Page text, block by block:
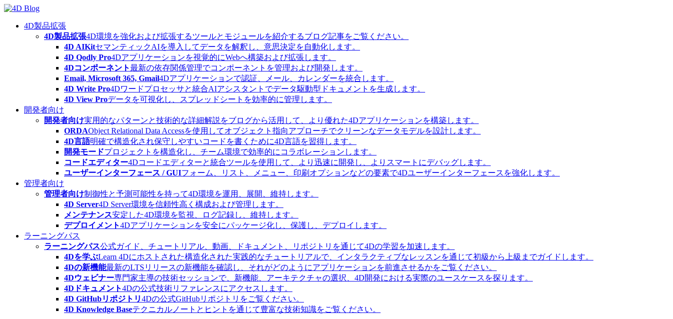
Skip
content4D製品拡張
4D製品拡張4D環境を強化および拡張するツールとモジュールを紹介するブログ記事をご覧ください。
4D AIKitセマンティックAIを導入してデータを解釈し、意思決定を自動化します。
4D Qodly Pro4Dアプリケーションを視覚的にWebへ構築および拡張します。
4Dコンポーネント最新の依存関係管理でコンポーネントを管理および開発します。
Email, Microsoft 365, Gmail4Dアプリケーションで認証、メール、カレンダーを統合します。
4D Write Pro4Dワードプロセッサと統合AIアシスタントでデータ駆動型ドキュメントを生成します。
4D View Proデータを可視化し、スプレッドシートを効率的に管理します。
開発者向け
開発者向け実用的なパターンと技術的な詳細解説をブログから活用して、より優れた4Dアプリケーションを構築します。
ORDAObject Relational Data Accessを使用してオブジェクト指向アプローチでクリーンなデータモデルを設計します。
4D言語明確で構造化され保守しやすいコードを書くために4D言語を習得します。
開発モードプロジェクトを構造化し、チーム環境で効率的にコラボレーションします。
コードエディター4Dコードエディターと統合ツールを使用して、より迅速に開発し、よりスマートにデバッグします。
ユーザーインターフェース / GUIフォーム、リスト、メニュー、印刷オプションなどの要素で4Dユーザーインターフェースを強化します。
管理者向け
管理者向け制御性と予測可能性を持って4D環境を運用、展開、維持します。
4D Server4D Server環境を信頼性高く構成および管理します。
メンテナンス安定した4D環境を監視、ログ記録し、維持します。
デプロイメント4Dアプリケーションを安全にパッケージ化し、保護し、デプロイします。
ラーニングパス
ラーニングパス公式ガイド、チュートリアル、動画、ドキュメント、リポジトリを通じて4Dの学習を加速します。
4Dを学ぶLearn 4Dにホストされた構造化された実践的なチュートリアルで、インタラクティブなレッスンを通じて初級から上級までガイドします。
4Dの新機能最新のLTSリリースの新機能を確認し、それがどのようにアプリケーションを前進させるかをご覧ください。
4Dウェビナー専門家主導の技術セッションで、新機能、アーキテクチャの選択、4D開発における実際のユースケースを探ります。
4Dドキュメント4Dの公式技術リファレンスにアクセスします。
4D GitHubリポジトリ4Dの公式GitHubリポジトリをご覧ください。
4D Knowledge Baseテクニカルノートとヒントを通じて豊富な技術知識をご覧ください。